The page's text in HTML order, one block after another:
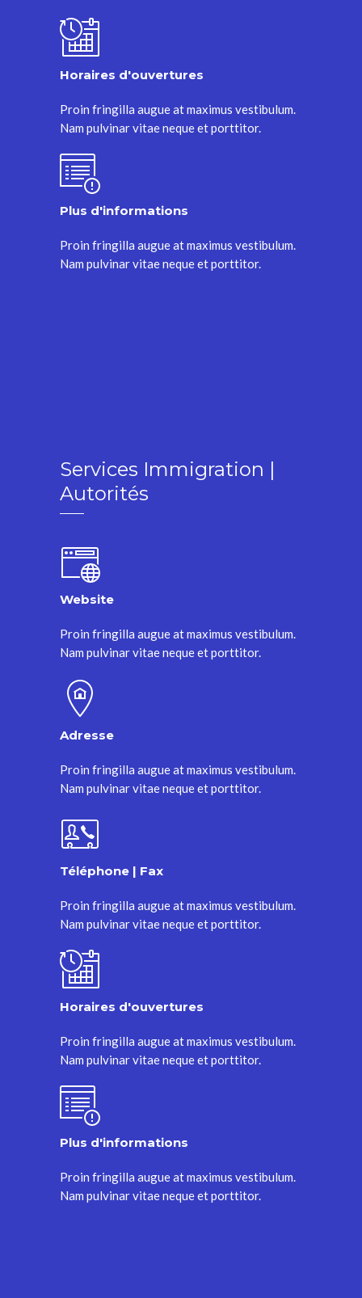
Horaires d'ouvertures
Proin fringilla augue at maximus vestibulum.
Nam pulvinar vitae neque et porttitor.
Plus d'informations
Proin fringilla augue at maximus vestibulum.
Nam pulvinar vitae neque et porttitor.
Services Immigration |
Autorités
Website
Proin fringilla augue at maximus vestibulum.
Nam pulvinar vitae neque et porttitor.
Adresse
Proin fringilla augue at maximus vestibulum.
Nam pulvinar vitae neque et porttitor.
Téléphone | Fax
Proin fringilla augue at maximus vestibulum.
Nam pulvinar vitae neque et porttitor.
Horaires d'ouvertures
Proin fringilla augue at maximus vestibulum.
Nam pulvinar vitae neque et porttitor.
Plus d'informations
Proin fringilla augue at maximus vestibulum.
Nam pulvinar vitae neque et porttitor.